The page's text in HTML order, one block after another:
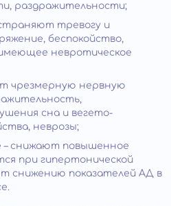
раздражительности;
тревогу и
беспокойство,
невротическое
чрезмерную нервную
сна и вегето-
неврозы;
– снижают повышенное
при гипертонической
снижению показателей АД в